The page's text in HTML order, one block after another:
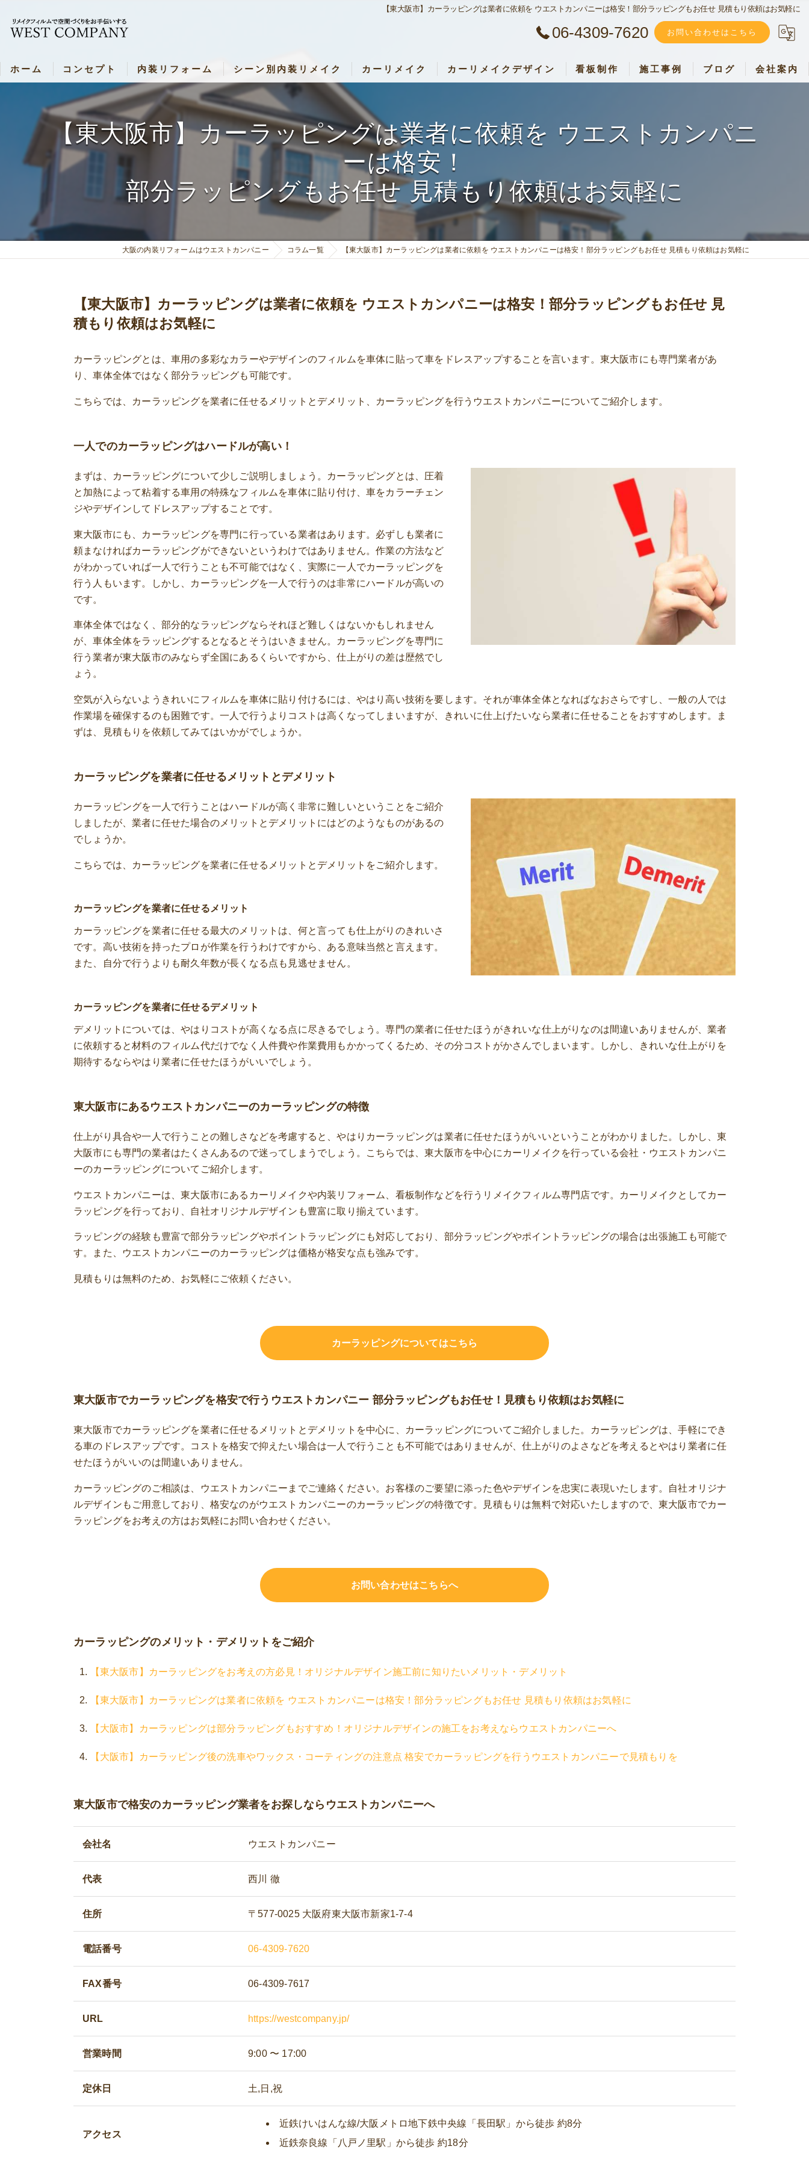
【東大阪市】カーラッピングは業者に依頼を ウエストカンパニーは格安！部分ラッピングもお任せ 見積もり依頼はお気軽に
06-4309-7620 お問い合わせはこちら
ホーム コンセプト
新着情報
内装リフォーム
内装リフォーム
内装リフォーム 各種料金表
ドアリメイク・料金表
キッチンリメイク・料金表
バスルームリメイク・料金表
シャッターリメイク・料金表
アクリルパーテーション・料金表
シーン別内装リメイク
シーン別内装リメイク
飲食店・アパレル・店舗リメイク
病院・施設・キッズルームリメイク
お部屋（キッチン・子ども部屋・壁など）リメイク
カーリメイク
パーツセット・料金表
カーリメイクデザイン 看板制作 施工事例 ブログ 会社案内
加盟店募集
【東大阪市】カーラッピングは業者に依頼を ウエストカンパニ
ーは格安！
部分ラッピングもお任せ 見積もり依頼はお気軽に
大阪の内装リフォームはウエストカンパニー コラム一覧 【東大阪市】カーラッピングは業者に依頼を ウエストカンパニーは格安！部分ラッピングもお任せ 見積もり依頼はお気軽に
【東大阪市】カーラッピングは業者に依頼を ウエストカンパニーは格安！部分ラッピングもお任せ 見
積もり依頼はお気軽に
カーラッピングとは、車用の多彩なカラーやデザインのフィルムを車体に貼って車をドレスアップすることを言います。東大阪市にも専門業者があ
り、車体全体ではなく部分ラッピングも可能です。
こちらでは、カーラッピングを業者に任せるメリットとデメリット、カーラッピングを行うウエストカンパニーについてご紹介します。
一人でのカーラッピングはハードルが高い！
まずは、カーラッピングについて少しご説明しましょう。カーラッピングとは、圧着
と加熱によって粘着する車用の特殊なフィルムを車体に貼り付け、車をカラーチェン
ジやデザインしてドレスアップすることです。
東大阪市にも、カーラッピングを専門に行っている業者はあります。必ずしも業者に
頼まなければカーラッピングができないというわけではありません。作業の方法など
がわかっていれば一人で行うことも不可能ではなく、実際に一人でカーラッピングを
行う人もいます。しかし、カーラッピングを一人で行うのは非常にハードルが高いの
です。
車体全体ではなく、部分的なラッピングならそれほど難しくはないかもしれません
が、車体全体をラッピングするとなるとそうはいきません。カーラッピングを専門に
行う業者が東大阪市のみならず全国にあるくらいですから、仕上がりの差は歴然でし
ょう。
空気が入らないようきれいにフィルムを車体に貼り付けるには、やはり高い技術を要します。それが車体全体となればなおさらですし、一般の人では
作業場を確保するのも困難です。一人で行うよりコストは高くなってしまいますが、きれいに仕上げたいなら業者に任せることをおすすめします。ま
ずは、見積もりを依頼してみてはいかがでしょうか。
カーラッピングを業者に任せるメリットとデメリット
カーラッピングを一人で行うことはハードルが高く非常に難しいということをご紹介
しましたが、業者に任せた場合のメリットとデメリットにはどのようなものがあるの
でしょうか。
こちらでは、カーラッピングを業者に任せるメリットとデメリットをご紹介します。
カーラッピングを業者に任せるメリット
カーラッピングを業者に任せる最大のメリットは、何と言っても仕上がりのきれいさ
です。高い技術を持ったプロが作業を行うわけですから、ある意味当然と言えます。
また、自分で行うよりも耐久年数が長くなる点も見逃せません。
カーラッピングを業者に任せるデメリット
デメリットについては、やはりコストが高くなる点に尽きるでしょう。専門の業者に任せたほうがきれいな仕上がりなのは間違いありませんが、業者
に依頼すると材料のフィルム代だけでなく人件費や作業費用もかかってくるため、その分コストがかさんでしまいます。しかし、きれいな仕上がりを
期待するならやはり業者に任せたほうがいいでしょう。
東大阪市にあるウエストカンパニーのカーラッピングの特徴
仕上がり具合や一人で行うことの難しさなどを考慮すると、やはりカーラッピングは業者に任せたほうがいいということがわかりました。しかし、東
大阪市にも専門の業者はたくさんあるので迷ってしまうでしょう。こちらでは、東大阪市を中心にカーリメイクを行っている会社・ウエストカンパニ
ーのカーラッピングについてご紹介します。
ウエストカンパニーは、東大阪市にあるカーリメイクや内装リフォーム、看板制作などを行うリメイクフィルム専門店です。カーリメイクとしてカー
ラッピングを行っており、自社オリジナルデザインも豊富に取り揃えています。
ラッピングの経験も豊富で部分ラッピングやポイントラッピングにも対応しており、部分ラッピングやポイントラッピングの場合は出張施工も可能で
す。また、ウエストカンパニーのカーラッピングは価格が格安な点も強みです。
見積もりは無料のため、お気軽にご依頼ください。
カーラッピングについてはこちら
東大阪市でカーラッピングを格安で行うウエストカンパニー 部分ラッピングもお任せ！見積もり依頼はお気軽に
東大阪市でカーラッピングを業者に任せるメリットとデメリットを中心に、カーラッピングについてご紹介しました。カーラッピングは、手軽にでき
る車のドレスアップです。コストを格安で抑えたい場合は一人で行うことも不可能ではありませんが、仕上がりのよさなどを考えるとやはり業者に任
せたほうがいいのは間違いありません。
カーラッピングのご相談は、ウエストカンパニーまでご連絡ください。お客様のご要望に添った色やデザインを忠実に表現いたします。自社オリジナ
ルデザインもご用意しており、格安なのがウエストカンパニーのカーラッピングの特徴です。見積もりは無料で対応いたしますので、東大阪市でカー
ラッピングをお考えの方はお気軽にお問い合わせください。
お問い合わせはこちらへ
カーラッピングのメリット・デメリットをご紹介
【東大阪市】カーラッピングをお考えの方必見！オリジナルデザイン施工前に知りたいメリット・デメリット
【東大阪市】カーラッピングは業者に依頼を ウエストカンパニーは格安！部分ラッピングもお任せ 見積もり依頼はお気軽に
【大阪市】カーラッピングは部分ラッピングもおすすめ！オリジナルデザインの施工をお考えならウエストカンパニーへ
【大阪市】カーラッピング後の洗車やワックス・コーティングの注意点 格安でカーラッピングを行うウエストカンパニーで見積もりを
東大阪市で格安のカーラッピング業者をお探しならウエストカンパニーへ
会社名 ウエストカンパニー
代表 西川 徹
住所 〒577-0025 大阪府東大阪市新家1-7-4
電話番号 06-4309-7620
FAX番号 06-4309-7617
URL https://westcompany.jp/
営業時間 9:00 〜 17:00
定休日 土,日,祝
アクセス
近鉄けいはんな線/大阪メトロ地下鉄中央線「長田駅」から徒歩 約8分
近鉄奈良線「八戸ノ里駅」から徒歩 約18分